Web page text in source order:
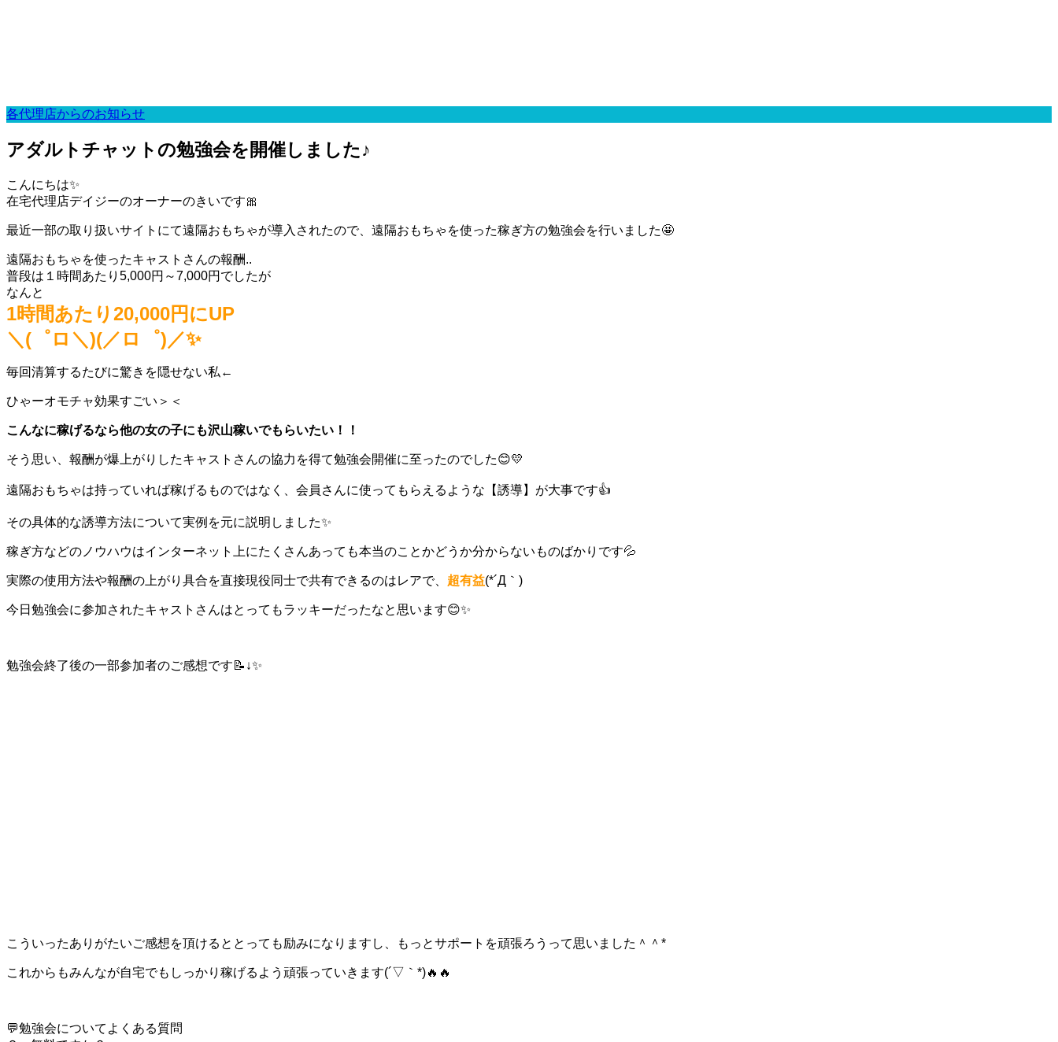
各代理店からのお知らせ
アダルトチャットの勉強会を開催しました♪
こんにちは✨
在宅代理店デイジーのオーナーのきいです🎀
最近一部の取り扱いサイトにて遠隔おもちゃが導入されたので、遠隔おもちゃを使った稼ぎ方の勉強会を行いました🤩
遠隔おもちゃを使ったキャストさんの報酬..
普段は１時間あたり5,000円～7,000円でしたが
なんと
1時間あたり20,000円にUP
＼(゜ロ＼)(／ロ゜)／✨
毎回清算するたびに驚きを隠せない私←
ひゃーオモチャ効果すごい＞＜
こんなに稼げるなら他の女の子にも沢山稼いでもらいたい！！
そう思い、報酬が爆上がりしたキャストさんの協力を得て勉強会開催に至ったのでした😊💛
遠隔おもちゃは持っていれば稼げるものではなく、会員さんに使ってもらえるような【誘導】が大事です👍
その具体的な誘導方法について実例を元に説明しました✨
稼ぎ方などのノウハウはインターネット上にたくさんあっても本当のことかどうか分からないものばかりです💦
実際の使用方法や報酬の上がり具合を直接現役同士で共有できるのはレアで、 超有益(*´Д｀)
今日勉強会に参加されたキャストさんはとってもラッキーだったなと思います😊✨
勉強会終了後の一部参加者のご感想です📝↓✨
こういったありがたいご感想を頂けるととっても励みになりますし、もっとサポートを頑張ろうって思いました＾＾*
これからもみんなが自宅でもしっかり稼げるよう頑張っていきます(´▽｀*)🔥🔥
💬勉強会についてよくある質問